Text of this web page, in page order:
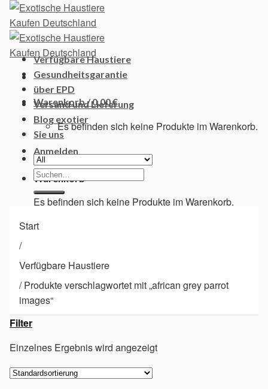
Skip
content
Warenkorb /0,00€
Es befinden sich keine Produkte im Warenkorb.
Anmelden
Warenkorb
Es befinden sich keine Produkte im Warenkorb.
Verfügbare Haustiere
Gesundheitsgarantie
über EPD
Versand und Lieferung
Blog exotier
Sie uns
Suchen
nach:
Start
/
Verfügbare Haustiere
/Produkte verschlagwortet mit „african grey parrot
images“
Filter
Einzelnes Ergebnis wird angezeigt